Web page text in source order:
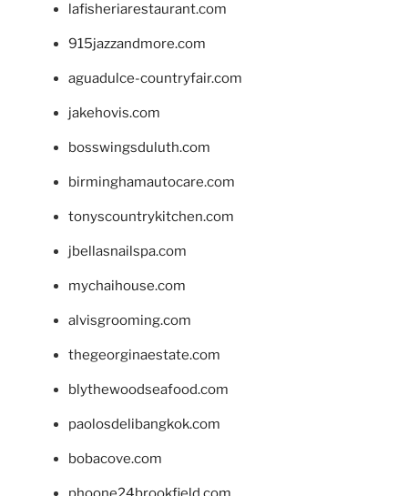
lafisheriarestaurant.com
915jazzandmore.com
aguadulce-countryfair.com
jakehovis.com
bosswingsduluth.com
birminghamautocare.com
tonyscountrykitchen.com
jbellasnailspa.com
mychaihouse.com
alvisgrooming.com
thegeorginaestate.com
blythewoodseafood.com
paolosdelibangkok.com
bobacove.com